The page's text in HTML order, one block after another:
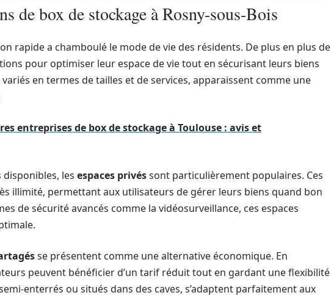
de box de stockage à Rosny-sous-Bois
rapide a chamboulé le mode de vie des résidents. De plus en plus de
pour optimiser leur espace de vie tout en sécurisant leurs biens
en termes de tailles et de services, apparaissent comme une
entreprises de box de stockage à Toulouse : avis et
les espaces privéssont particulièrement populaires. Ces
illimité, permettant aux utilisateurs de gérer leurs biens quand bon
de sécurité avancés comme la vidéosurveillance, ces espaces
se présentent comme une alternative économique. En
peuvent bénéficier d’un tarif réduit tout en gardant une flexibilité
enterrés ou situés dans des caves, s’adaptent parfaitement aux